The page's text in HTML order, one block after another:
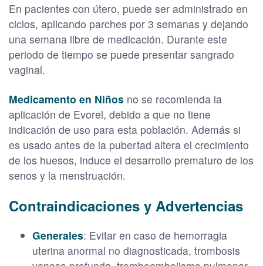
En pacientes con útero, puede ser administrado en
ciclos, aplicando parches por 3 semanas y dejando
una semana libre de medicación. Durante este
periodo de tiempo se puede presentar sangrado
vaginal.
Medicamento en Niños no se recomienda la
aplicación de Evorel, debido a que no tiene
indicación de uso para esta población. Además si
es usado antes de la pubertad altera el crecimiento
de los huesos, induce el desarrollo prematuro de los
senos y la menstruación.
Contraindicaciones y Advertencias
Generales: Evitar en caso de hemorragia
uterina anormal no diagnosticada, trombosis